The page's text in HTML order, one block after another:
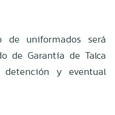
de uniformados será
de Garantía de Talca
y eventual